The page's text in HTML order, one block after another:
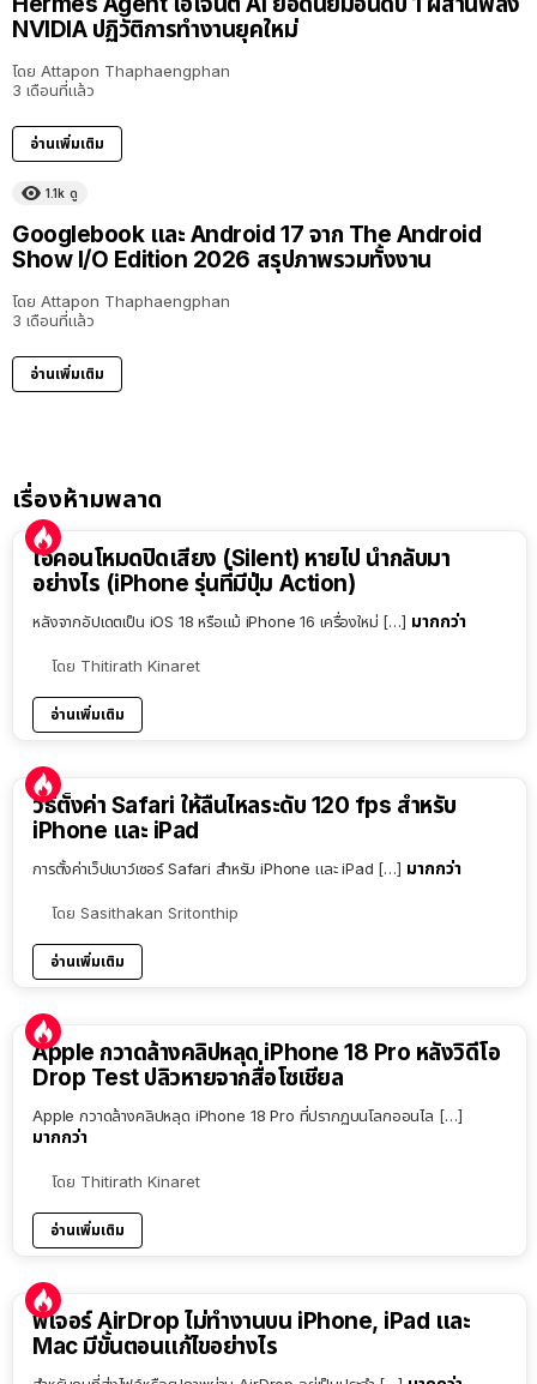
NVIDIA ปฏิวัติการทำงานยุคใหม่
โดย Attapon Thaphaengphan
3 เดือนที่แล้ว
อ่านเพิ่มเติม
1.1k ดู
Googlebook และ Android 17 จาก The Android
Show I/O Edition 2026 สรุปภาพรวมทั้งงาน
โดย Attapon Thaphaengphan
3 เดือนที่แล้ว
อ่านเพิ่มเติม
เรื่องห้ามพลาด
ไอคอนโหมดปิดเสียง (Silent) หายไป นำกลับมา
อย่างไร (iPhone รุ่นที่มีปุ่ม Action)
หลังจากอัปเดตเป็น iOS 18 หรือแม้ iPhone 16 เครื่องใหม่ […] มากกว่า
โดย Thitirath Kinaret
อ่านเพิ่มเติม
วิธีตั้งค่า Safari ให้ลื่นไหลระดับ 120 fps สำหรับ
iPhone และ iPad
การตั้งค่าเว็ปเบาว์เซอร์ Safari สำหรับ iPhone และ iPad […] มากกว่า
โดย Sasithakan Sritonthip
อ่านเพิ่มเติม
Apple กวาดล้างคลิปหลุด iPhone 18 Pro หลังวิดีโอ
Drop Test ปลิวหายจากสื่อโซเชียล
Apple กวาดล้างคลิปหลุด iPhone 18 Pro ที่ปรากฏบนโลกออนไล […]
มากกว่า
โดย Thitirath Kinaret
อ่านเพิ่มเติม
ฟีเจอร์ AirDrop ไม่ทำงานบน iPhone, iPad และ
Mac มีขั้นตอนแก้ไขอย่างไร